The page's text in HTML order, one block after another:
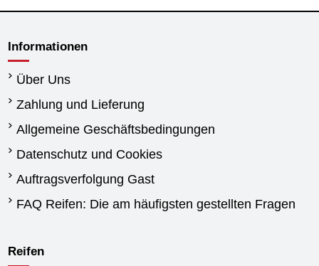
Informationen
Über Uns
Zahlung und Lieferung
Allgemeine Geschäftsbedingungen
Datenschutz und Cookies
Auftragsverfolgung Gast
FAQ Reifen: Die am häufigsten gestellten Fragen
Reifen